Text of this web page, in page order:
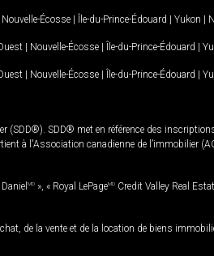
Nouvelle-Écosse | Île-du-Prince-Édouard | Yukon |
| Nouvelle-Écosse | Île-du-Prince-Édouard |
| Nouvelle-Écosse | Île-du-Prince-Édouard |
(SDD®). SDD® met en référence des
à l'Association canadienne de l’immobilier
MD », « Royal LePageMD Credit Valley Real
de la vente et de la location de biens